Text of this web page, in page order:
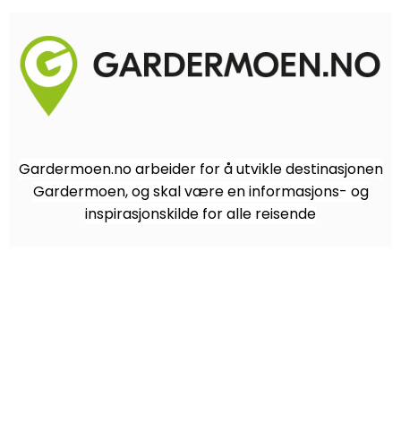
Gardermoen.no arbeider for å utvikle destinasjonen
Gardermoen, og skal være en informasjons- og
inspirasjonskilde for alle reisende